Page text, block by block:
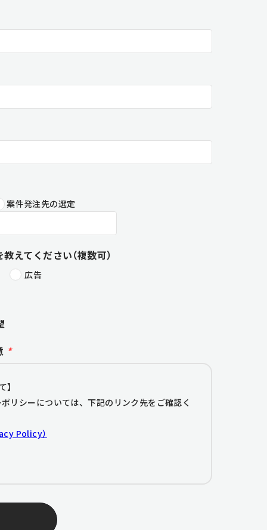
案件発注先の選定
えてください（複数可）
広告
*
】
リシーについては、下記のリンク先をご確認く
Policy）